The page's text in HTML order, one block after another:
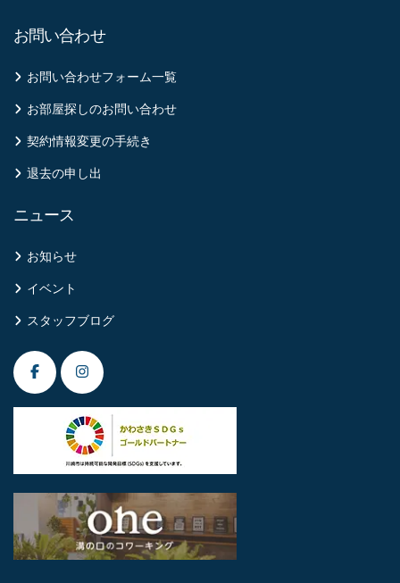
お問い合わせ
お問い合わせフォーム一覧
お部屋探しのお問い合わせ
契約情報変更の手続き
退去の申し出
ニュース
お知らせ
イベント
スタッフブログ